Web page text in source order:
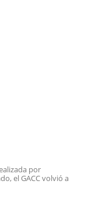
por
el GACC volvió a